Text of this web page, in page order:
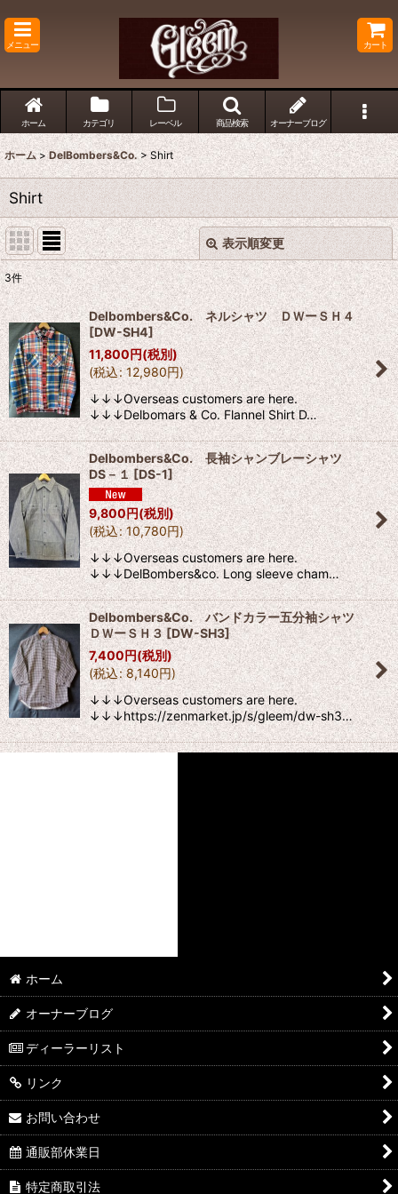
メニュー カート
ホーム カテゴリ レーベル 商品検索 オーナーブログ
ホーム > DelBombers&Co. > Shirt
Shirt
表示順変更
表示数:
並び順:
絞り込む
閉じる
3件
Delbombers&Co. ネルシャツ ＤＷーＳＨ４
[DW-SH4]
11,800円(税別)
(税込: 12,980円)
↓↓↓Overseas customers are here.
↓↓↓Delbomars & Co. Flannel Shirt D…
Delbombers&Co. 長袖シャンブレーシャツ
DS－１[DS-1]
9,800円(税別)
(税込: 10,780円)
↓↓↓Overseas customers are here.
↓↓↓DelBombers&co. Long sleeve cham…
Delbombers&Co. バンドカラー五分袖シャツ
ＤＷーＳＨ３[DW-SH3]
7,400円(税別)
(税込: 8,140円)
↓↓↓Overseas customers are here.
↓↓↓https://zenmarket.jp/s/gleem/dw-sh3…
ホーム
オーナーブログ
ディーラーリスト
リンク
お問い合わせ
通販部休業日
特定商取引法